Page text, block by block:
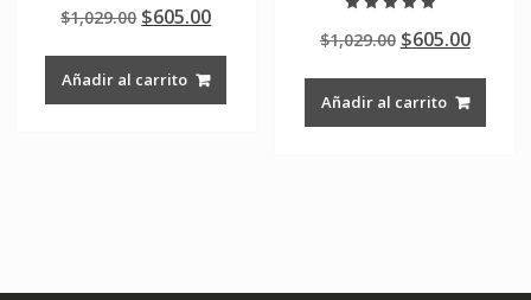
5.00
de 5
$1,029.00 Original
was:
$1,029.00.
$605.00Current
Añadir al carrito
5.00
de 5
$1,029.00 Original
was:
$1,029.00.
$605.00
Añadir al carrito